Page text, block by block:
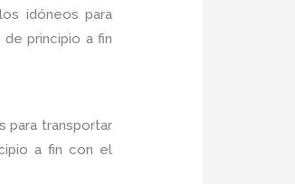
idóneos para
principio a fin
para transportar
a fin con el